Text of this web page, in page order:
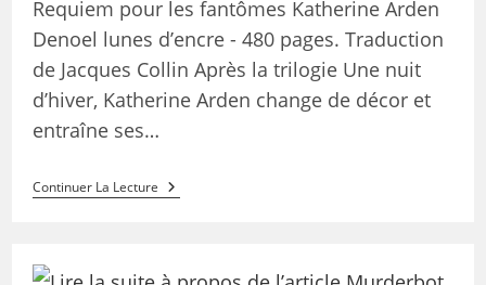
Requiem pour les fantômes Katherine Arden
Denoel lunes d’encre - 480 pages. Traduction
de Jacques Collin Après la trilogie Une nuit
d’hiver, Katherine Arden change de décor et
entraîne ses…
Continuer La Lecture